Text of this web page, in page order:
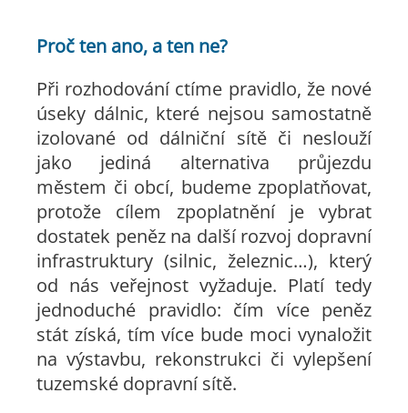
Proč ten ano, a ten ne?
Při rozhodování ctíme pravidlo, že nové
úseky dálnic, které nejsou samostatně
izolované od dálniční sítě či neslouží
jako jediná alternativa průjezdu
městem či obcí, budeme zpoplatňovat,
protože cílem zpoplatnění je vybrat
dostatek peněz na další rozvoj dopravní
infrastruktury (silnic, železnic…), který
od nás veřejnost vyžaduje. Platí tedy
jednoduché pravidlo: čím více peněz
stát získá, tím více bude moci vynaložit
na výstavbu, rekonstrukci či vylepšení
tuzemské dopravní sítě.